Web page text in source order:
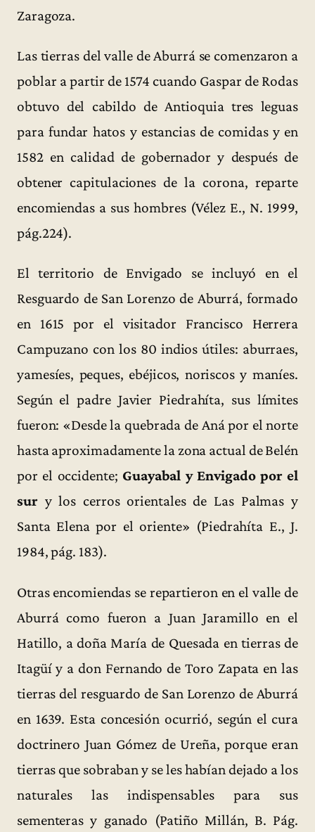
Zaragoza.
Las tierras del valle de Aburrá se comenzaron a
poblar a partir de 1574 cuando Gaspar de Rodas
obtuvo del cabildo de Antioquia tres leguas
para fundar hatos y estancias de comidas y en
1582 en calidad de gobernador y después de
obtener capitulaciones de la corona, reparte
encomiendas a sus hombres (Vélez E., N. 1999,
pág.224).
El territorio de Envigado se incluyó en el
Resguardo de San Lorenzo de Aburrá, formado
en 1615 por el visitador Francisco Herrera
Campuzano con los 80 indios útiles: aburraes,
yamesíes, peques, ebéjicos, noriscos y maníes.
Según el padre Javier Piedrahíta, sus límites
fueron: «Desde la quebrada de Aná por el norte
hasta aproximadamente la zona actual de Belén
por el occidente; Guayabal y Envigado por el
sury los cerros orientales de Las Palmas y
Santa Elena por el oriente» (Piedrahíta E., J.
1984, pág. 183).
Otras encomiendas se repartieron en el valle de
Aburrá como fueron a Juan Jaramillo en el
Hatillo, a doña María de Quesada en tierras de
Itagüí y a don Fernando de Toro Zapata en las
tierras del resguardo de San Lorenzo de Aburrá
en 1639. Esta concesión ocurrió, según el cura
doctrinero Juan Gómez de Ureña, porque eran
tierras que sobraban y se les habían dejado a los
naturales las indispensables para sus
sementeras y ganado (Patiño Millán, B. Pág.